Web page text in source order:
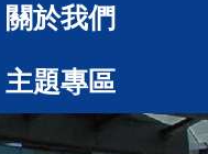
關於我們
主題專區